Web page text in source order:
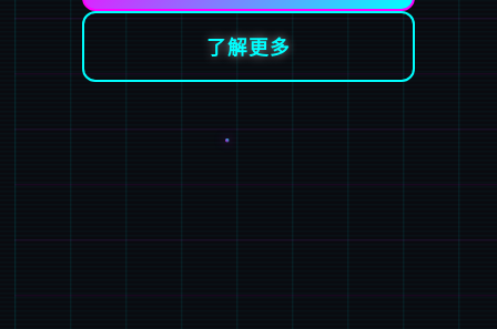
了解更多